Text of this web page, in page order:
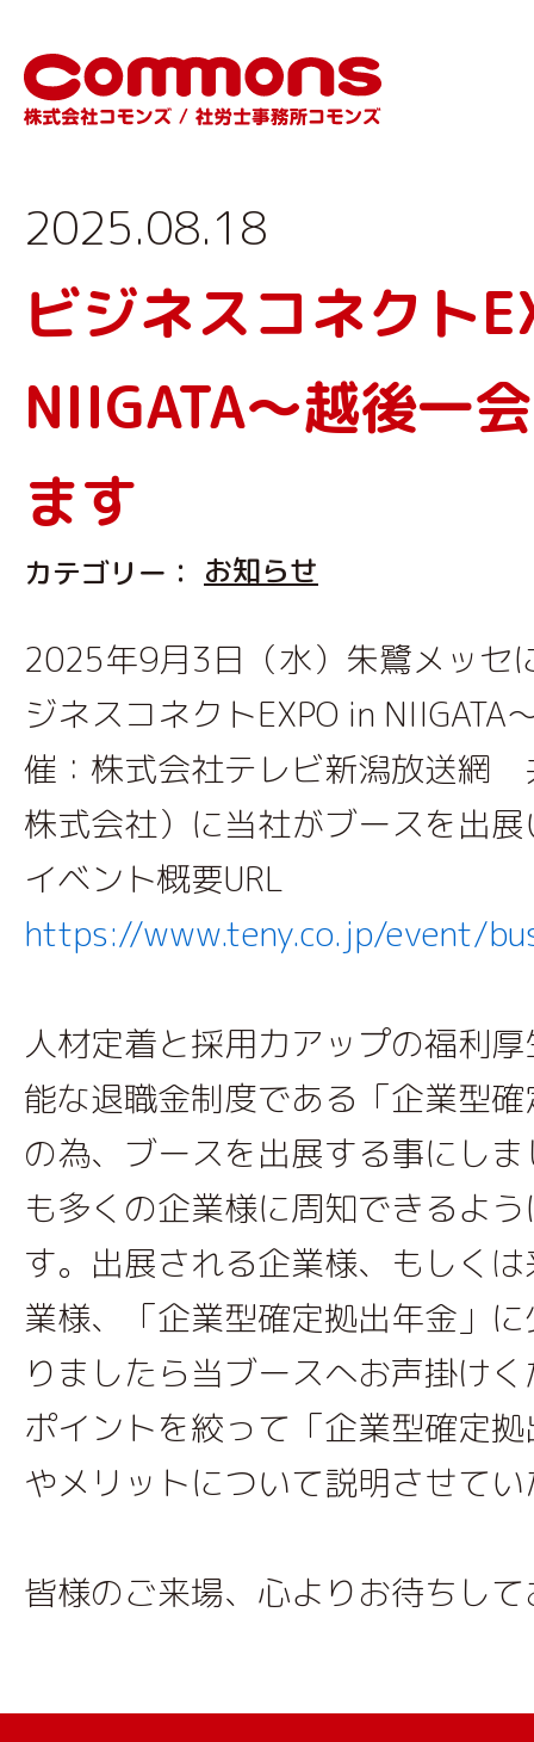
2025.08.18
ビジネスコネクト
NIIGATA～越後一
ます
カテゴリー： お知らせ
2025年9月3日（水）朱鷺メッセ
ジネスコネクトEXPO in NIIGATA
催：株式会社テレビ新潟放送網
株式会社）に当社がブースを出
イベント概要URL
https://www.teny.co.jp/event/
人材定着と採用力アップの福利
能な退職金制度である「企業型
の為、ブースを出展する事にし
も多くの企業様に周知できるよ
す。出展される企業様、もしく
業様、「企業型確定拠出年金」
りましたら当ブースへお声掛け
ポイントを絞って「企業型確定
やメリットについて説明させて
皆様のご来場、心よりお待ちし